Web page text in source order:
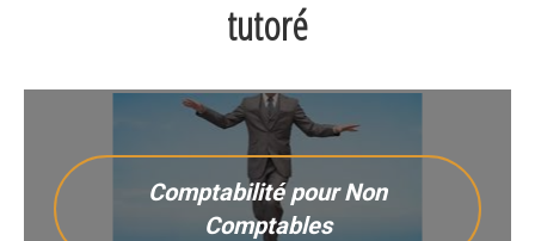
tutoré
Comptabilité pour Non
Comptables